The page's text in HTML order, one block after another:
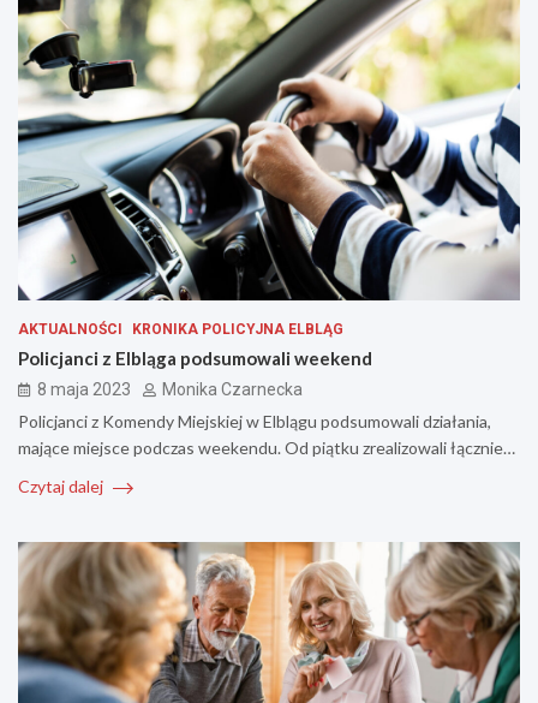
AKTUALNOŚCI KRONIKA POLICYJNA ELBLĄG
Policjanci z Elbląga podsumowali weekend
8 maja 2023 Monika Czarnecka
Policjanci z Komendy Miejskiej w Elblągu podsumowali działania,
mające miejsce podczas weekendu. Od piątku zrealizowali łącznie…
Czytaj dalej